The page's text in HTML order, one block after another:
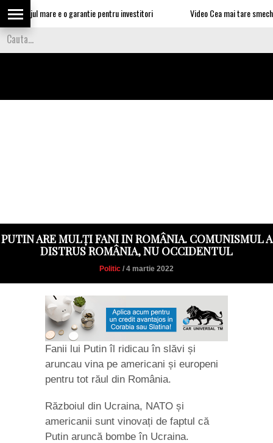
mare e o garantie pentru investitori Video Cea mai tare
PUTIN ARE MULȚI FANI IN ROMÂNIA. COMUNISMUL A
DISTRUS ROMÂNIA, NU OCCIDENTUL
Politic / 4 martie 2022
Fanii lui Putin îl ridicau în slăvi și
aruncau vina pe americani și europeni
pentru tot răul din România.
Războiul din Ucraina, NATO și
americanii sunt vinovați de faptul că
Putin aruncă bombe în Ucraina.